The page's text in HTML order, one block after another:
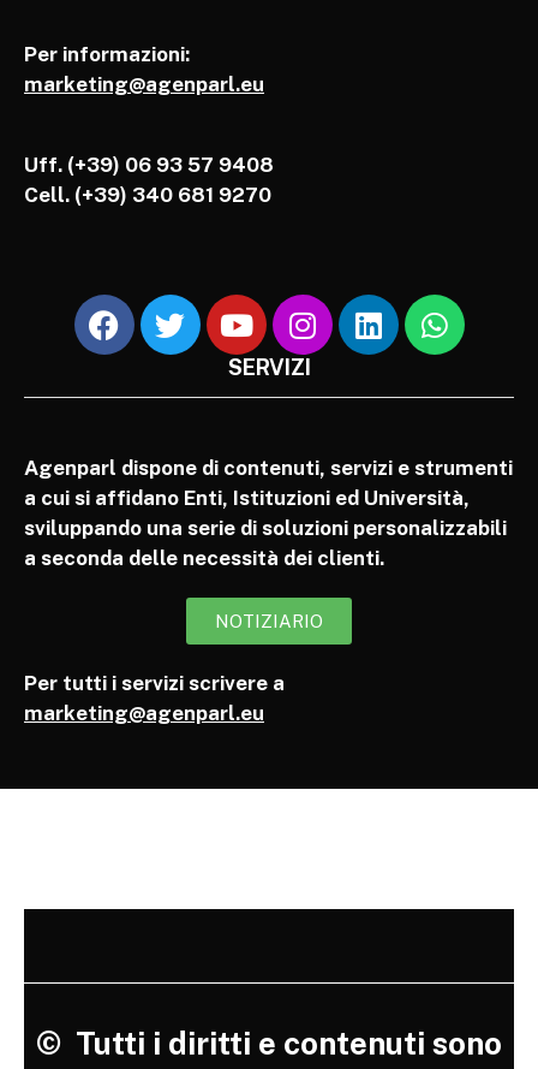
Per informazioni:
marketing@agenparl.eu
Uff. (+39) 06 93 57 9408
Cell. (+39) 340 681 9270
SERVIZI
Agenparl dispone di contenuti, servizi e strumenti
a cui si affidano Enti, Istituzioni ed Università,
sviluppando una serie di soluzioni personalizzabili
a seconda delle necessità dei clienti.
NOTIZIARIO
Per tutti i servizi scrivere a
marketing@agenparl.eu
© Tutti i diritti e contenuti sono